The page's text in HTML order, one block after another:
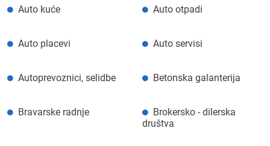
Auto kuće Auto otpadi
Auto placevi Auto servisi
Autoprevoznici, selidbe Betonska galanterija
Bravarske radnje
Brokersko - dilerska
društva